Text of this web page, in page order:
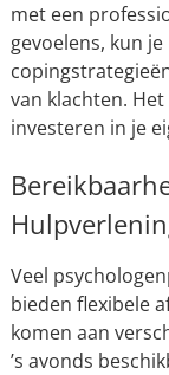
met een
gevoelens, kun
van klachten.
investeren in je
Veel
bieden flexibele
komen aan
’s avonds